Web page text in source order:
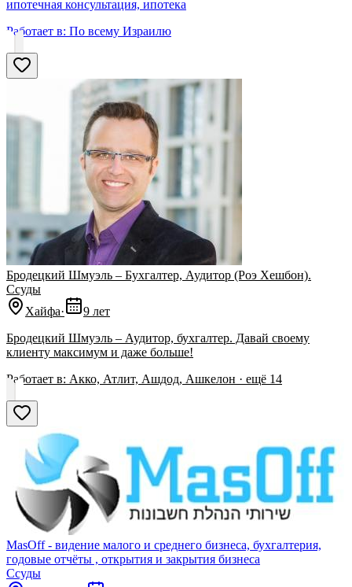
ипотечная консультация, ипотека
Работает в: По всему Израилю
Бродецкий Шмуэль – Бухгалтер, Аудитор (Роэ Хешбон).
Ссуды
Хайфа·
9 лет
Бродецкий Шмуэль – Аудитор, бухгалтер. Давай своему
клиенту максимум и даже больше!
Работает в: Акко, Атлит, Ашдод, Ашкелон · ещё 14
MasOff - видение малого и среднего бизнеса, бухгалтерия,
годовые отчёты , открытия и закрытия бизнеса
Ссуды